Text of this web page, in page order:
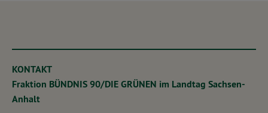
KONTAKT
Fraktion BÜNDNIS 90/DIE GRÜNEN im Landtag Sachsen-
Anhalt